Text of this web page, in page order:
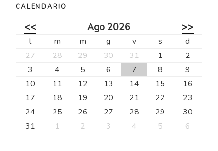
CALENDARIO
<< Ago 2026 >>
l m m g v s
d
27
28 29 30 31 1
2
3
4 5 6 7 8
9
10
11 12 13 14 15
16
17
18 19 20 21 22
23
24
25 26 27 28 29
30
31
1 2 3 4 5 6